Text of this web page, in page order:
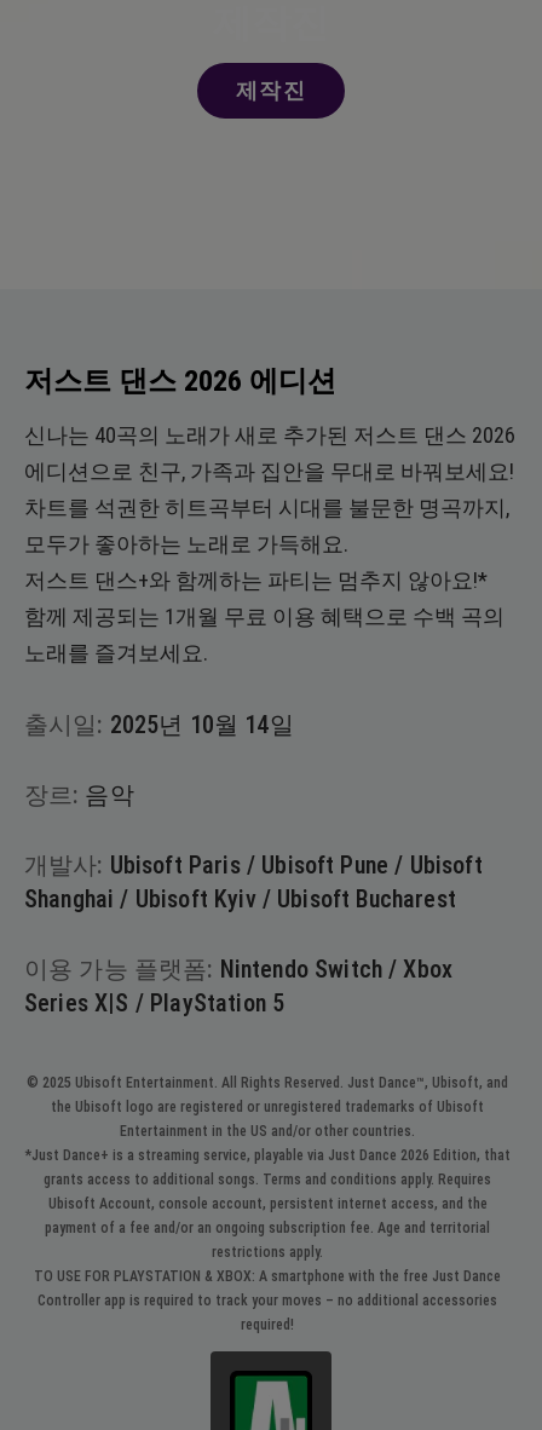
제작진
저스트 댄스 2026 에디션
신나는 40곡의 노래가 새로 추가된 저스트 댄스 2026
에디션으로 친구, 가족과 집안을 무대로 바꿔보세요!
차트를 석권한 히트곡부터 시대를 불문한 명곡까지,
모두가 좋아하는 노래로 가득해요.
저스트 댄스+와 함께하는 파티는 멈추지 않아요!*
함께 제공되는 1개월 무료 이용 혜택으로 수백 곡의
노래를 즐겨보세요.
출시일: 2025년 10월 14일
장르: 음악
개발사: Ubisoft Paris / Ubisoft Pune / Ubisoft
Shanghai / Ubisoft Kyiv / Ubisoft Bucharest
이용 가능 플랫폼: Nintendo Switch / Xbox
Series X|S / PlayStation 5
© 2025 Ubisoft Entertainment. All Rights Reserved. Just Dance™, Ubisoft, and
the Ubisoft logo are registered or unregistered trademarks of Ubisoft
Entertainment in the US and/or other countries.
*Just Dance+ is a streaming service, playable via Just Dance 2026 Edition, that
grants access to additional songs. Terms and conditions apply. Requires
Ubisoft Account, console account, persistent internet access, and the
payment of a fee and/or an ongoing subscription fee. Age and territorial
restrictions apply.
TO USE FOR PLAYSTATION & XBOX: A smartphone with the free Just Dance
Controller app is required to track your moves – no additional accessories
required!